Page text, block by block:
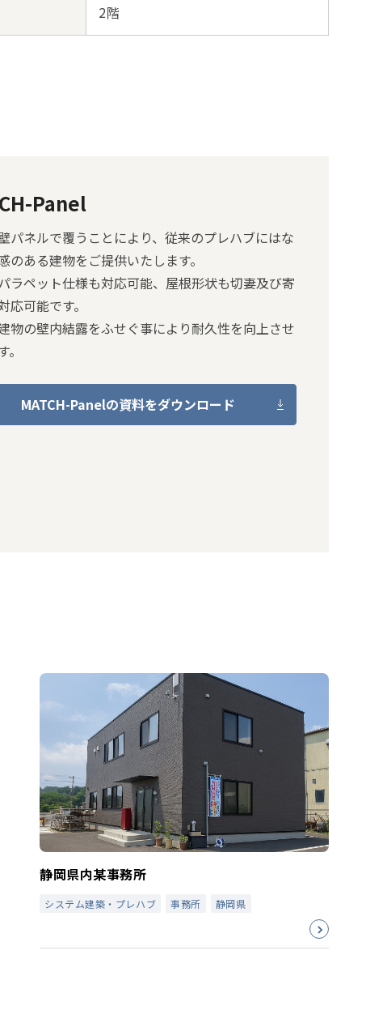
2階
Panel
パネルで覆うことにより、従来のプレハブにはな
のある建物をご提供いたします。
ラペット仕様も対応可能、屋根形状も切妻及び寄
応可能です。
物の壁内結露をふせぐ事により耐久性を向上させ
MATCH-Panelの資料をダウンロード
静岡県内某事務所
システム建築・プレハブ 事務所 静岡県